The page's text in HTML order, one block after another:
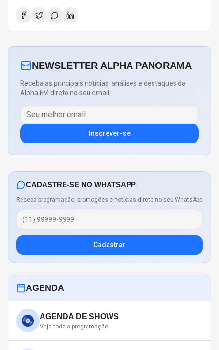
NEWSLETTER ALPHA PANORAMA
Receba as principais notícias, análises e destaques da
Alpha FM direto no seu email.
Inscrever-se
CADASTRE-SE NO WHATSAPP
Receba programação, promoções e notícias direto no seu WhatsApp
Cadastrar
AGENDA
AGENDA DE SHOWS
Veja toda a programação